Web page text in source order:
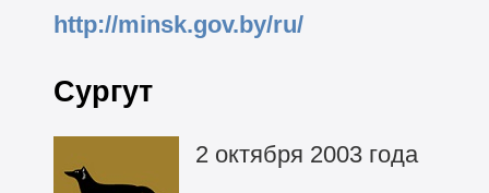
http://minsk.gov.by/ru/
Сургут
2 октября 2003 года